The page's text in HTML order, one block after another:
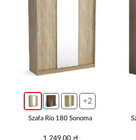
+2
Szafa Rio 180 Sonoma
1 249,00 zł